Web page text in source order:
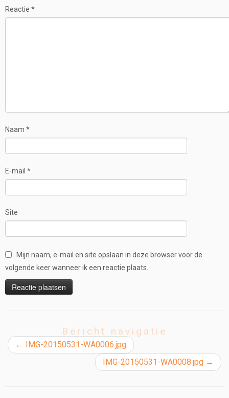
Reactie *
Naam *
E-mail *
Site
Mijn naam, e-mail en site opslaan in deze browser voor de
volgende keer wanneer ik een reactie plaats.
Bericht navigatie
← IMG-20150531-WA0006.jpg
IMG-20150531-WA0008.jpg →